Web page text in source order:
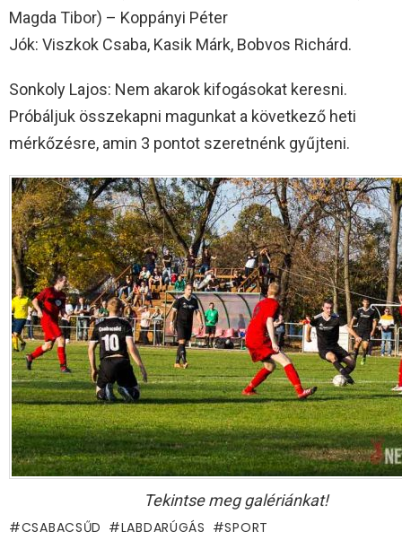
Magda Tibor) – Koppányi Péter
Jók: Viszkok Csaba, Kasik Márk, Bobvos Richárd.
Sonkoly Lajos: Nem akarok kifogásokat keresni.
Próbáljuk összekapni magunkat a következő heti
mérkőzésre, amin 3 pontot szeretnénk gyűjteni.
Tekintse meg galériánkat!
CSABACSŰD LABDARÚGÁS SPORT